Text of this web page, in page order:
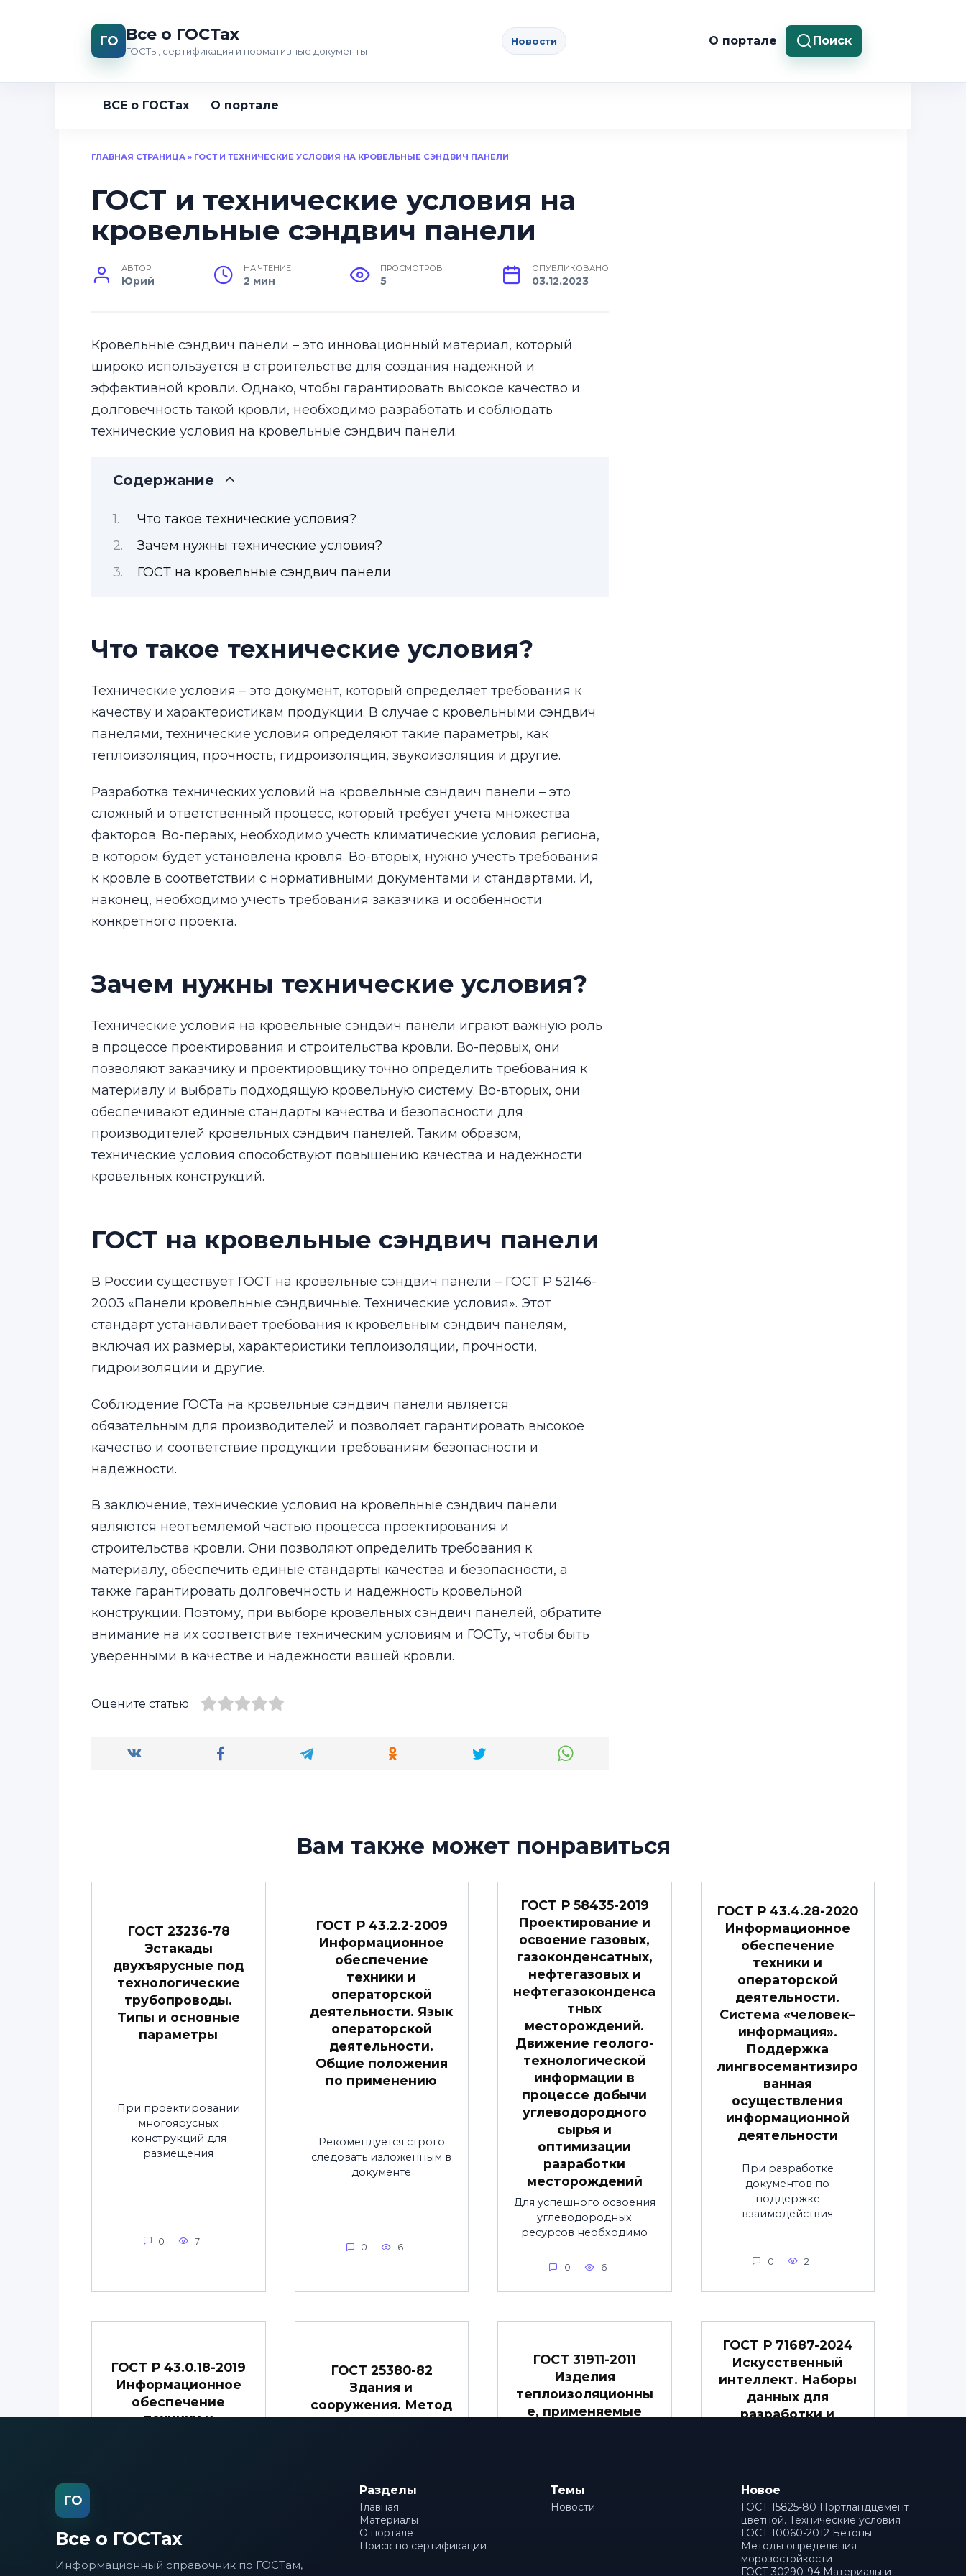
ГО Все о ГОСТах
ГОСТы, сертификация и нормативные документы
Новости О портале Поиск
ВСЕ о ГОСТах О портале
ГЛАВНАЯ СТРАНИЦА » ГОСТ И ТЕХНИЧЕСКИЕ УСЛОВИЯ НА КРОВЕЛЬНЫЕ СЭНДВИЧ ПАНЕЛИ
ГОСТ и технические условия на
кровельные сэндвич панели
АВТОР
Юрий
НА ЧТЕНИЕ
2 мин
ПРОСМОТРОВ
5
ОПУБЛИКОВАНО
03.12.2023
Кровельные сэндвич панели – это инновационный материал, который
широко используется в строительстве для создания надежной и
эффективной кровли. Однако, чтобы гарантировать высокое качество и
долговечность такой кровли, необходимо разработать и соблюдать
технические условия на кровельные сэндвич панели.
Содержание
Что такое технические условия?
Зачем нужны технические условия?
ГОСТ на кровельные сэндвич панели
Что такое технические условия?
Технические условия – это документ, который определяет требования к
качеству и характеристикам продукции. В случае с кровельными сэндвич
панелями, технические условия определяют такие параметры, как
теплоизоляция, прочность, гидроизоляция, звукоизоляция и другие.
Разработка технических условий на кровельные сэндвич панели – это
сложный и ответственный процесс, который требует учета множества
факторов. Во-первых, необходимо учесть климатические условия региона,
в котором будет установлена кровля. Во-вторых, нужно учесть требования
к кровле в соответствии с нормативными документами и стандартами. И,
наконец, необходимо учесть требования заказчика и особенности
конкретного проекта.
Зачем нужны технические условия?
Технические условия на кровельные сэндвич панели играют важную роль
в процессе проектирования и строительства кровли. Во-первых, они
позволяют заказчику и проектировщику точно определить требования к
материалу и выбрать подходящую кровельную систему. Во-вторых, они
обеспечивают единые стандарты качества и безопасности для
производителей кровельных сэндвич панелей. Таким образом,
технические условия способствуют повышению качества и надежности
кровельных конструкций.
ГОСТ на кровельные сэндвич панели
В России существует ГОСТ на кровельные сэндвич панели – ГОСТ Р 52146-
2003 «Панели кровельные сэндвичные. Технические условия». Этот
стандарт устанавливает требования к кровельным сэндвич панелям,
включая их размеры, характеристики теплоизоляции, прочности,
гидроизоляции и другие.
Соблюдение ГОСТа на кровельные сэндвич панели является
обязательным для производителей и позволяет гарантировать высокое
качество и соответствие продукции требованиям безопасности и
надежности.
В заключение, технические условия на кровельные сэндвич панели
являются неотъемлемой частью процесса проектирования и
строительства кровли. Они позволяют определить требования к
материалу, обеспечить единые стандарты качества и безопасности, а
также гарантировать долговечность и надежность кровельной
конструкции. Поэтому, при выборе кровельных сэндвич панелей, обратите
внимание на их соответствие техническим условиям и ГОСТу, чтобы быть
уверенными в качестве и надежности вашей кровли.
Оцените статью
Вам также может понравиться
ГОСТ 23236-78
Эстакады
двухъярусные под
технологические
трубопроводы.
Типы и основные
параметры
При проектировании
многоярусных
конструкций для
размещения
0 7
ГОСТ Р 43.2.2-2009
Информационное
обеспечение
техники и
операторской
деятельности. Язык
операторской
деятельности.
Общие положения
по применению
Рекомендуется строго
следовать изложенным в
документе
0 6
ГОСТ Р 58435-2019
Проектирование и
освоение газовых,
газоконденсатных,
нефтегазовых и
нефтегазоконденса
тных
месторождений.
Движение геолого-
технологической
информации в
процессе добычи
углеводородного
сырья и
оптимизации
разработки
месторождений
Для успешного освоения
углеводородных
ресурсов необходимо
0 6
ГОСТ Р 43.4.28-2020
Информационное
обеспечение
техники и
операторской
деятельности.
Система «человек–
информация».
Поддержка
лингвосемантизиро
ванная
осуществления
информационной
деятельности
При разработке
документов по
поддержке
взаимодействия
0 2
ГОСТ Р 43.0.18-2019
Информационное
обеспечение
техники и
ГОСТ 25380-82
Здания и
сооружения. Метод
измерения
ограждающие
конструкции
ГОСТ 31911-2011
Изделия
теплоизоляционны
е, применяемые
установок.
Определение
ГОСТ Р 71687-2024
Искусственный
интеллект. Наборы
данных для
разработки и
обучения для
косвенного
измерения
механических
свойств
полимерных
ГО
Все о ГОСТах
Информационный справочник по ГОСТам,
Разделы
Главная
Материалы
О портале
Поиск по сертификации
Темы
Новости
Новое
ГОСТ 15825-80 Портландцемент
цветной. Технические условия
ГОСТ 10060-2012 Бетоны.
Методы определения
морозостойкости
ГОСТ 30290-94 Материалы и